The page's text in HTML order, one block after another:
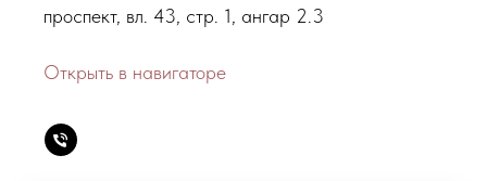
проспект, вл. 43, стр. 1, ангар 2.3
Открыть в навигаторе